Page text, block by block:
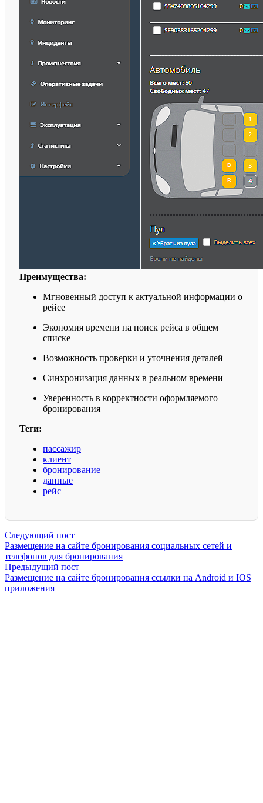
Преимущества:
Мгновенный доступ к актуальной информации о
рейсе
Экономия времени на поиск рейса в общем
списке
Возможность проверки и уточнения деталей
Синхронизация данных в реальном времени
Уверенность в корректности оформляемого
бронирования
Теги:
пассажир
клиент
бронирование
данные
рейс
Следующий пост
Размещение на сайте бронирования социальных сетей и
телефонов для бронирования
Предыдущий пост
Размещение на сайте бронирования ссылки на Android и IOS
приложения